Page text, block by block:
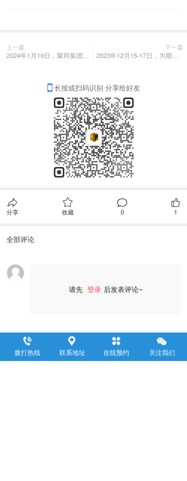
上一篇
2024年1月19日，聚邦集团董事长叶敏参加浙江省服务业联合会二届三次理事会
下一篇
2023年12月15-17日，为期三天的江苏（苏州）教育装备展园满结束
长按或扫码识别 分享给好友
分享 收藏 0 1
全部评论
请先 登录 后发表评论~
浙江聚邦控股集团有限公司
拨打热线 联系地址 在线预约 关注我们